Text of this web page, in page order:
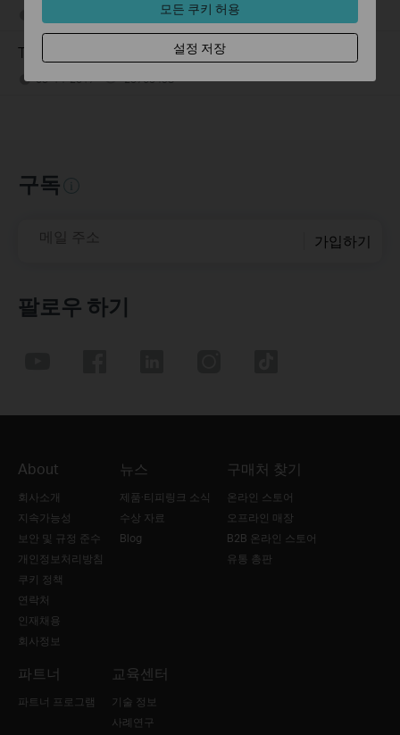
7625174views
TP-Link 장치의 하드웨어 버전을 확인하는 방법
03-14-2017 25765498views
구독
메일 주소 가입하기
팔로우 하기
About
회사소개
지속가능성
보안 및 규정 준수
개인정보처리방침
쿠키 정책
연락처
인재채용
회사정보
뉴스
제품·티피링크 소식
수상 자료
Blog
구매처 찾기
온라인 스토어
오프라인 매장
B2B 온라인 스토어
유통 총판
파트너
파트너 프로그램
교육센터
기술 정보
사례연구
모든 쿠키 허용
설정 저장